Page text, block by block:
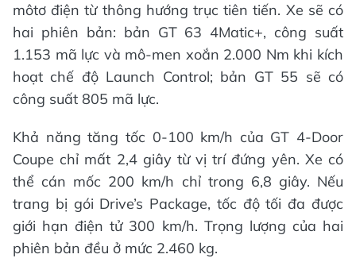
môtơ điện từ thông hướng trục tiên tiến. Xe sẽ có
hai phiên bản: bản GT 63 4Matic+, công suất
1.153 mã lực và mô-men xoắn 2.000 Nm khi kích
hoạt chế độ Launch Control; bản GT 55 sẽ có
công suất 805 mã lực.
Khả năng tăng tốc 0-100 km/h của GT 4-Door
Coupe chỉ mất 2,4 giây từ vị trí đứng yên. Xe có
thể cán mốc 200 km/h chỉ trong 6,8 giây. Nếu
trang bị gói Drive’s Package, tốc độ tối đa được
giới hạn điện tử 300 km/h. Trọng lượng của hai
phiên bản đều ở mức 2.460 kg.